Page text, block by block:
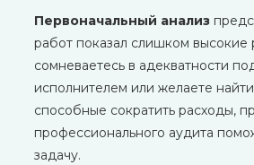
Первоначальный анализ
работ показал слишком высокие
сомневаетесь в адекватности
исполнителем или желаете
способные сократить расходы,
профессионального аудита
задачу.